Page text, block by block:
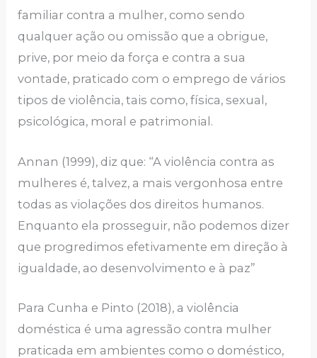
familiar contra a mulher, como sendo
qualquer ação ou omissão que a obrigue,
prive, por meio da força e contra a sua
vontade, praticado com o emprego de vários
tipos de violência, tais como, física, sexual,
psicológica, moral e patrimonial.
Annan (1999), diz que: “A violência contra as
mulheres é, talvez, a mais vergonhosa entre
todas as violações dos direitos humanos.
Enquanto ela prosseguir, não podemos dizer
que progredimos efetivamente em direção à
igualdade, ao desenvolvimento e à paz”
Para Cunha e Pinto (2018), a violência
doméstica é uma agressão contra mulher
praticada em ambientes como o doméstico,